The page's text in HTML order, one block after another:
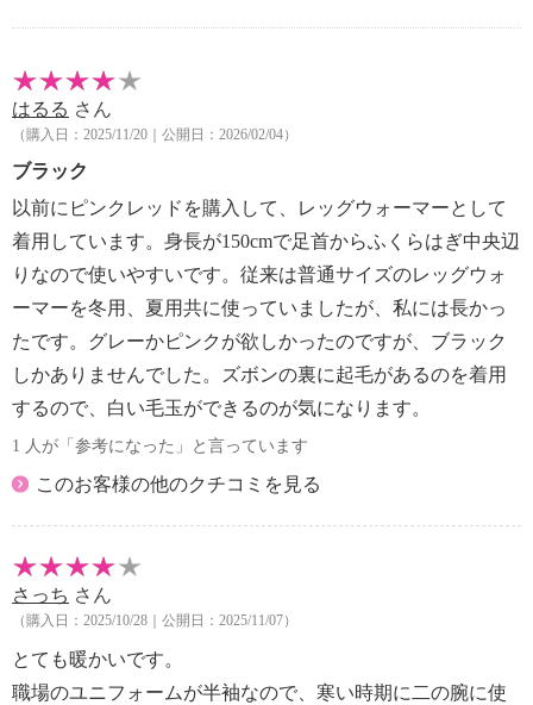
・アイロン仕上げ：不可
【商品仕様詳細】
・リバーシブル仕様（パイル地が外側となるが、裏返
しても使用可能）
【同梱書類】
・着用のポイント
・日本製
はるる さん
（購入日：2025/11/20｜公開日：2026/02/04）
ブラック
以前にピンクレッドを購入して、レッグウォーマーとして
着用しています。身長が150cmで足首からふくらはぎ中央辺
りなので使いやすいです。従来は普通サイズのレッグウォ
ーマーを冬用、夏用共に使っていましたが、私には長かっ
たです。グレーかピンクが欲しかったのですが、ブラック
しかありませんでした。ズボンの裏に起毛があるのを着用
するので、白い毛玉ができるのが気になります。
1 人が「参考になった」と言っています
このお客様の他のクチコミを見る
さっち さん
（購入日：2025/10/28｜公開日：2025/11/07）
とても暖かいです。
職場のユニフォームが半袖なので、寒い時期に二の腕に使